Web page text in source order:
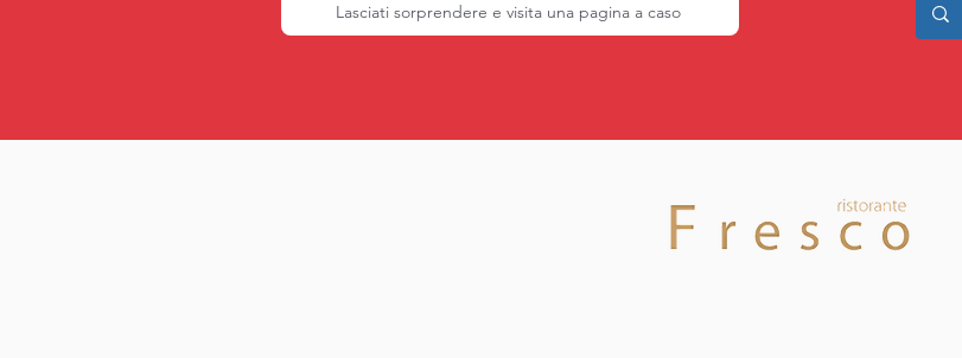
Lasciati sorprendere e visita una pagina a caso